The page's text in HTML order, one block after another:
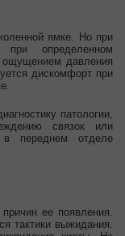
ямке. Но при
при определенном
ощущением давления
дискомфорт при
патологии,
связок или
в переднем отделе
ее появления.
тактики выжидания.